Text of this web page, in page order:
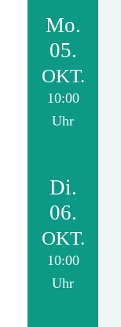
Mo.
05.
OKT.
10:00
Uhr
Di.
06.
OKT.
10:00
Uhr